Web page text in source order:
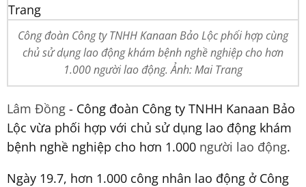
Công đoàn Công ty TNHH Kanaan Bảo Lộc phối hợp cùng
chủ sử dụng lao động khám bệnh nghề nghiệp cho hơn
1.000 người lao động. Ảnh: Mai Trang
Lâm Đồng - Công đoàn Công ty TNHH Kanaan Bảo
Lộc vừa phối hợp với chủ sử dụng lao động khám
bệnh nghề nghiệp cho hơn 1.000 người lao động.
Ngày 19.7, hơn 1.000 công nhân lao động ở Công